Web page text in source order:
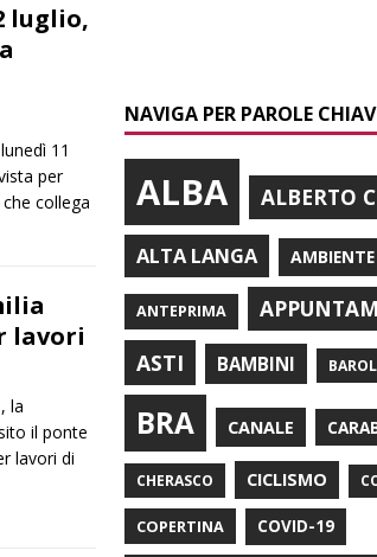
e
luglio,
11
per
collega
lavori
la
il ponte
lavori di
NAVIGA PER PAROLE
ALBA ALBERTO
ALTA LANGA AMBIENTE
ANTEPRIMA
ASTI
BAMBINI
BRA CANALE
CHERASCO CICLISMO
COPERTINA COVID-19